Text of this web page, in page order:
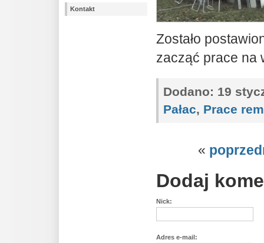
Kontakt
Zostało
zacząć prace na
Dodano: 19
Pałac, Prace
«
Dodaj
Nick:
Adres e-mail: